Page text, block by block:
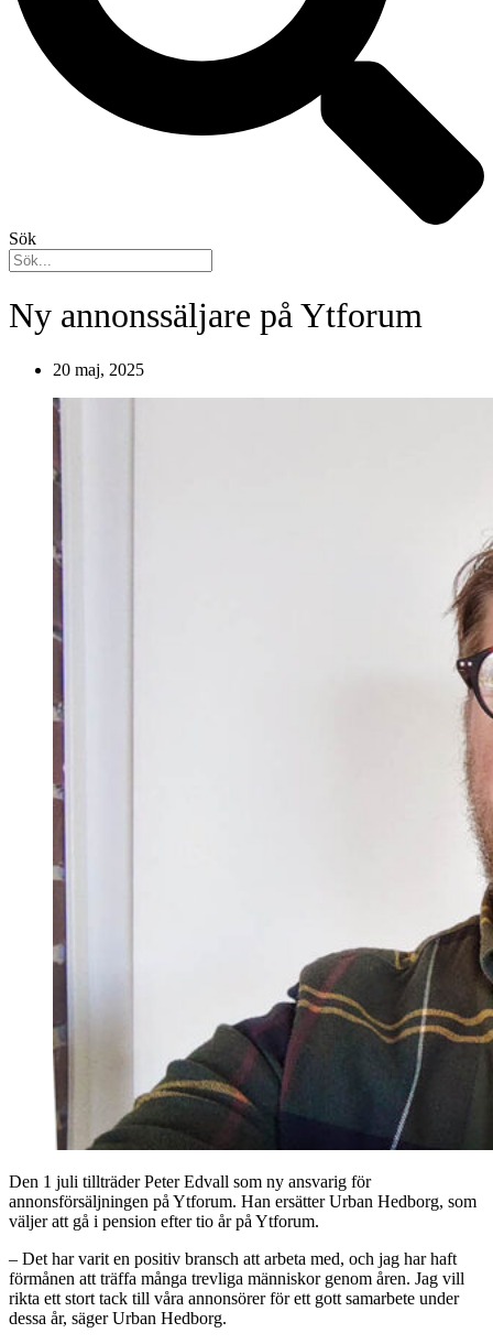
Sök
Ny annonssäljare på Ytforum
20 maj, 2025
Den 1 juli tillträder Peter Edvall som ny ansvarig för
annonsförsäljningen på Ytforum. Han ersätter Urban Hedborg, som
väljer att gå i pension efter tio år på Ytforum.
– Det har varit en positiv bransch att arbeta med, och jag har haft
förmånen att träffa många trevliga människor genom åren. Jag vill
rikta ett stort tack till våra annonsörer för ett gott samarbete under
dessa år, säger Urban Hedborg.